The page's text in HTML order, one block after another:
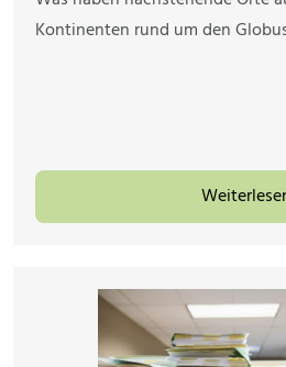
Kontinenten rund um den